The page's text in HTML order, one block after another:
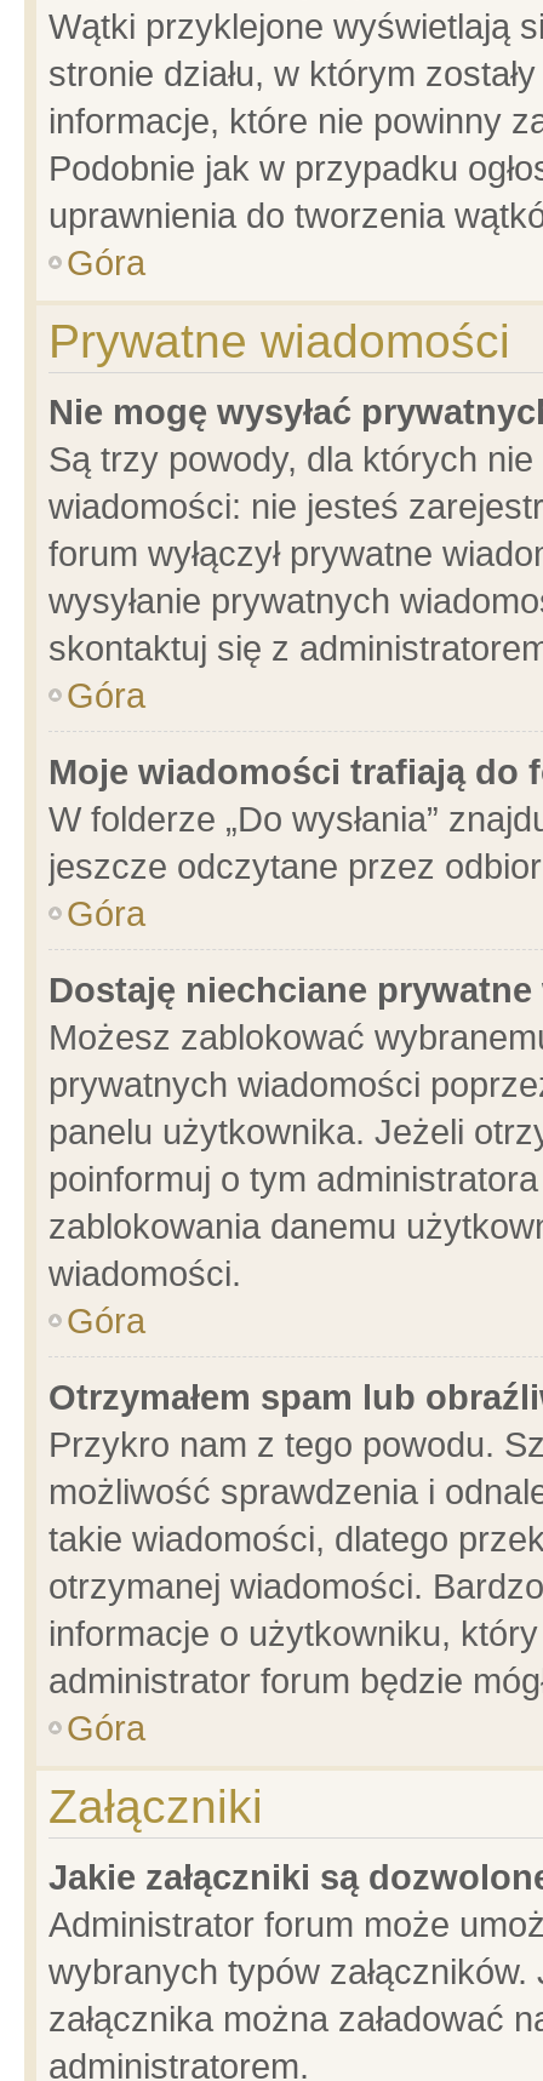
Wątki przyklejone wyświetlają
stronie działu, w którym
informacje, które nie powinny
Podobnie jak w przypadku
uprawnienia do tworzenia
Góra
Prywatne wiadomości
Nie mogę wysyłać
Są trzy powody, dla których
wiadomości: nie jesteś
forum wyłączył prywatne
wysyłanie prywatnych
skontaktuj się z
Góra
Moje wiadomości trafiają do
W folderze „Do wysłania”
jeszcze odczytane przez
Góra
Dostaję niechciane
Możesz zablokować
prywatnych wiadomości
panelu użytkownika. Jeżeli
poinformuj o tym
zablokowania danemu
wiadomości.
Góra
Otrzymałem spam lub
Przykro nam z tego powodu.
możliwość sprawdzenia i
takie wiadomości, dlatego
otrzymanej wiadomości.
informacje o użytkowniku,
administrator forum będzie
Góra
Załączniki
Jakie załączniki są
Administrator forum może
wybranych typów
załącznika można załadować
administratorem.